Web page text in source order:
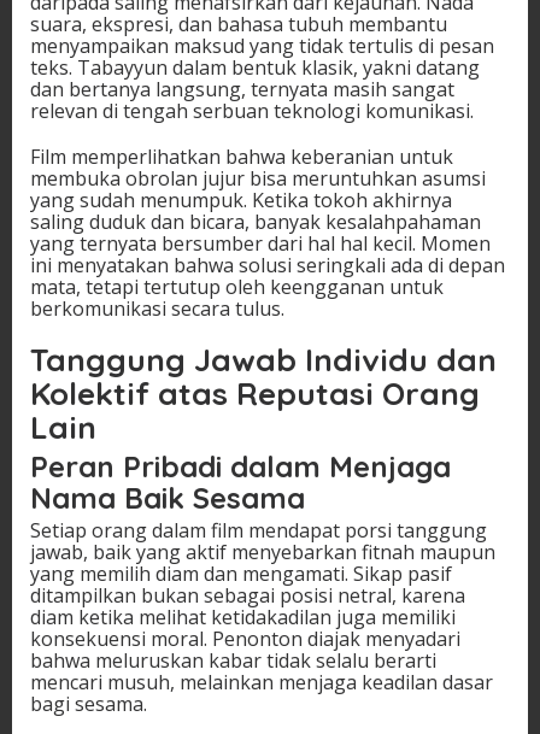
suara, ekspresi, dan bahasa tubuh membantu
menyampaikan maksud yang tidak tertulis di pesan
teks. Tabayyun dalam bentuk klasik, yakni datang
dan bertanya langsung, ternyata masih sangat
relevan di tengah serbuan teknologi komunikasi.
Film memperlihatkan bahwa keberanian untuk
membuka obrolan jujur bisa meruntuhkan asumsi
yang sudah menumpuk. Ketika tokoh akhirnya
saling duduk dan bicara, banyak kesalahpahaman
yang ternyata bersumber dari hal hal kecil. Momen
ini menyatakan bahwa solusi seringkali ada di depan
mata, tetapi tertutup oleh keengganan untuk
berkomunikasi secara tulus.
Tanggung Jawab Individu dan
Kolektif atas Reputasi Orang
Lain
Peran Pribadi dalam Menjaga
Nama Baik Sesama
Setiap orang dalam film mendapat porsi tanggung
jawab, baik yang aktif menyebarkan fitnah maupun
yang memilih diam dan mengamati. Sikap pasif
ditampilkan bukan sebagai posisi netral, karena
diam ketika melihat ketidakadilan juga memiliki
konsekuensi moral. Penonton diajak menyadari
bahwa meluruskan kabar tidak selalu berarti
mencari musuh, melainkan menjaga keadilan dasar
bagi sesama.